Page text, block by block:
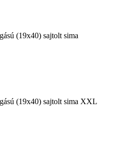
(19x40) sajtolt sima
(19x40) sajtolt sima XXL